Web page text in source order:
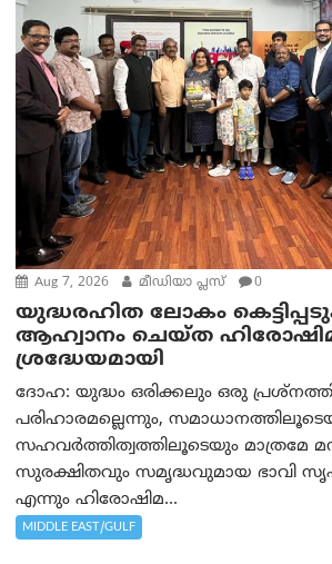
Aug 7, 2026 മീഡിയാ പ്ലസ് 0
യുദ്ധരഹിത ലോകം
ആഹ്വാനം ചെയ്ത
ശ്രദ്ധേയമായി
ദോഹ: യുദ്ധം ഒരിക്കലും ഒരു
പരിഹാരമല്ലെന്നും,
സഹവര്‍ത്തിത്വത്തിലൂടെയും മാത്രമേ
സുരക്ഷിതവും സമൃദ്ധവുമായ ഭാവി
എന്നും ഹിരോഷിമ...
MIDDLE EAST/GULF